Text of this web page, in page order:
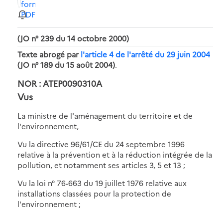
format
PDF
(JO n° 239 du 14 octobre 2000)
Texte abrogé par l'article 4 de l'arrêté du 29 juin 2004
(JO n° 189 du 15 août 2004).
NOR : ATEP0090310A
Vus
La ministre de l'aménagement du territoire et de
l'environnement,
Vu la directive 96/61/CE du 24 septembre 1996
relative à la prévention et à la réduction intégrée de la
pollution, et notamment ses articles 3, 5 et 13 ;
Vu la loi n° 76-663 du 19 juillet 1976 relative aux
installations classées pour la protection de
l'environnement ;